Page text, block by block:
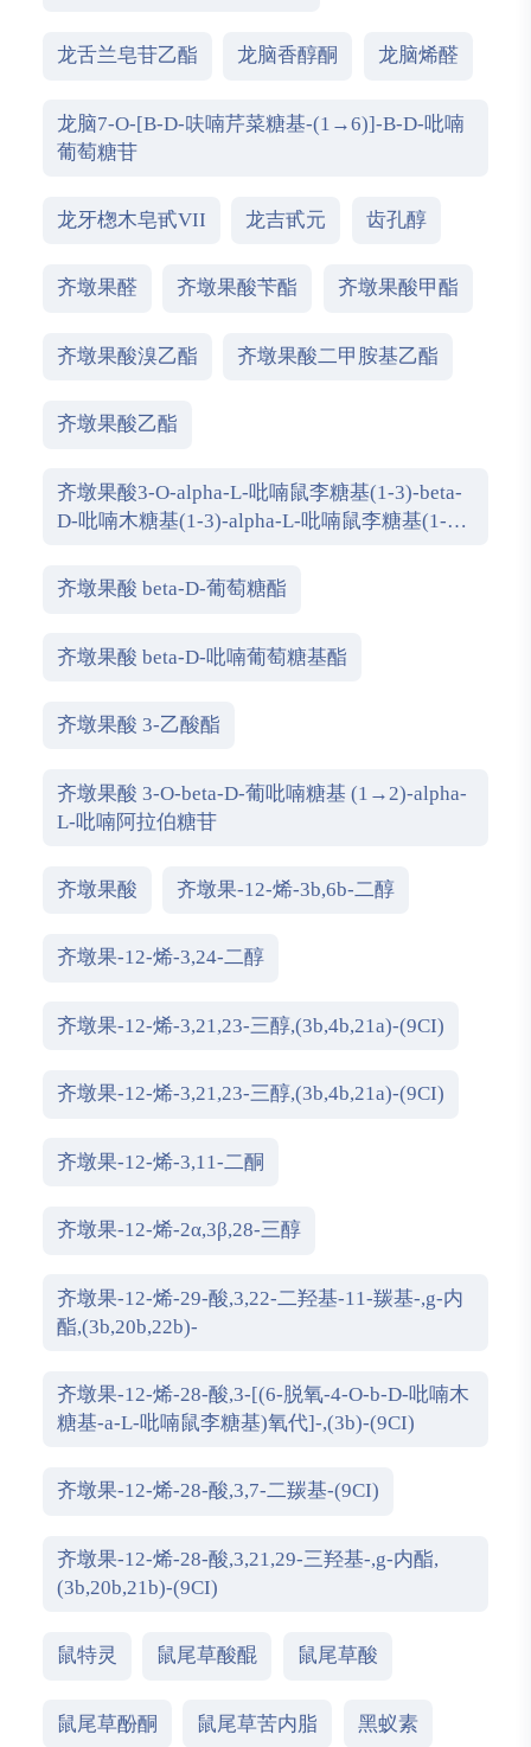
龙舌兰皂苷乙酯 龙脑香醇酮 龙脑烯醛
龙脑7-O-[Β-D-呋喃芹菜糖基-(1→6)]-Β-D-吡喃
葡萄糖苷
龙牙楤木皂甙VII 龙吉甙元 齿孔醇
齐墩果醛 齐墩果酸苄酯 齐墩果酸甲酯
齐墩果酸溴乙酯 齐墩果酸二甲胺基乙酯
齐墩果酸乙酯
齐墩果酸3-O-alpha-L-吡喃鼠李糖基(1-3)-beta-
D-吡喃木糖基(1-3)-alpha-L-吡喃鼠李糖基(1-2)-
齐墩果酸 beta-D-葡萄糖酯
齐墩果酸 beta-D-吡喃葡萄糖基酯
齐墩果酸 3-乙酸酯
齐墩果酸 3-O-beta-D-葡吡喃糖基 (1→2)-alpha-
L-吡喃阿拉伯糖苷
齐墩果酸 齐墩果-12-烯-3b,6b-二醇
齐墩果-12-烯-3,24-二醇
齐墩果-12-烯-3,21,23-三醇,(3b,4b,21a)-(9CI)
齐墩果-12-烯-3,21,23-三醇,(3b,4b,21a)-(9CI)
齐墩果-12-烯-3,11-二酮
齐墩果-12-烯-2α,3β,28-三醇
齐墩果-12-烯-29-酸,3,22-二羟基-11-羰基-,g-内
酯,(3b,20b,22b)-
齐墩果-12-烯-28-酸,3-[(6-脱氧-4-O-b-D-吡喃木
糖基-a-L-吡喃鼠李糖基)氧代]-,(3b)-(9CI)
齐墩果-12-烯-28-酸,3,7-二羰基-(9CI)
齐墩果-12-烯-28-酸,3,21,29-三羟基-,g-内酯,
(3b,20b,21b)-(9CI)
鼠特灵 鼠尾草酸醌 鼠尾草酸
鼠尾草酚酮 鼠尾草苦内脂 黑蚁素